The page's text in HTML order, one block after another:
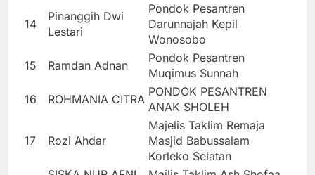
14
Pinanggih Dwi
Lestari
Pondok Pesantren
Darunnajah Kepil
Wonosobo
15
Ramdan Adnan
Pondok Pesantren
Muqimus Sunnah
16
ROHMANIA CITRA
PONDOK PESANTREN
ANAK SHOLEH
17 Rozi Ahdar
Majelis Taklim Remaja
Masjid Babussalam
Korleko Selatan